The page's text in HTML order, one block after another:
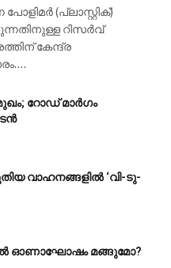
(പ്ലാസ്റ്റിക്)
റിസർവ്
കേന്ദ്ര
റോഡ് മാർഗം
വാഹനങ്ങളിൽ ‘വി-ടു-
ഓണാഘോഷം മങ്ങുമോ?